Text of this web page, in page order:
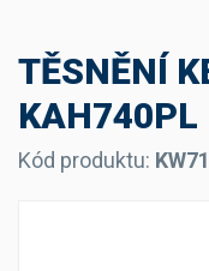
TĚSNĚNÍ
KAH740PL
Kód produktu: